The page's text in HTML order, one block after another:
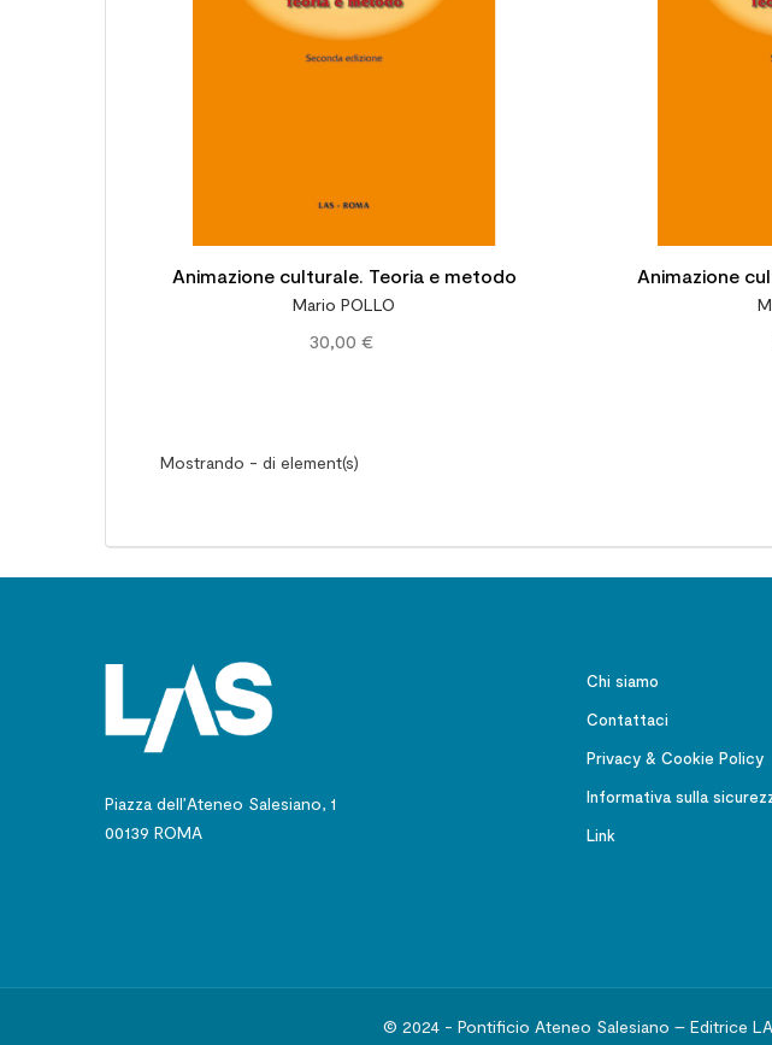
Animazione culturale. Teoria e metodo
Mario POLLO
30,00 €
Animazione
Mostrando - di element(s)
Piazza dell’Ateneo Salesiano, 1
00139 ROMA
Chi siamo
Contattaci
Privacy & Cookie Policy
Informativa sulla
Link
© 2024 - Pontificio Ateneo Salesiano – Editrice